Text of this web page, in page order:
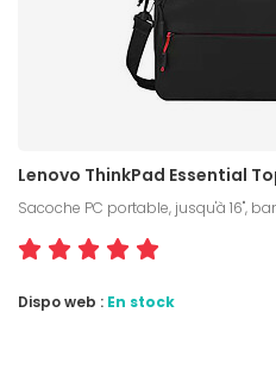
Lenovo ThinkPad Essential
Sacoche PC portable, jusqu'à 16",
Dispo web : En stock